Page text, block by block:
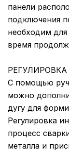
панели
подключения
необходим
время
С помощью
можно
дугу для
Регулировка
процесс
металла и